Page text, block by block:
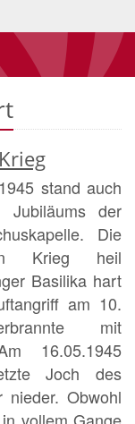
stand auch
Jubiläums der
Die
Krieg heil
Basilika hart
am 10.
mit
16.05.1945
Joch des
nieder. Obwohl